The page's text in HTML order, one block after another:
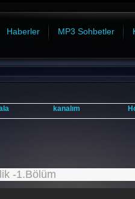
Haberler MP3 Sohbetler
kanalım
-1.Bölüm